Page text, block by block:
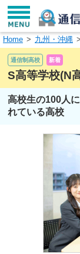
学校名で探す
エリア
Home 九州・沖縄
通信制高校 新着
S高等学校(N
高校生の100人
れている高校